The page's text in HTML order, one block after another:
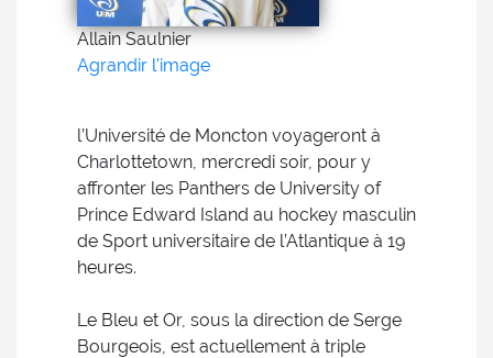
Allain Saulnier
Agrandir l'image
l’Université de Moncton voyageront à
Charlottetown, mercredi soir, pour y
affronter les Panthers de University of
Prince Edward Island au hockey masculin
de Sport universitaire de l’Atlantique à 19
heures.
Le Bleu et Or, sous la direction de Serge
Bourgeois, est actuellement à triple